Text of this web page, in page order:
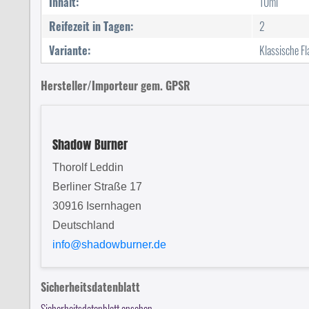
Reifezeit in Tagen:
2
Variante:
Klassische
Hersteller/Importeur gem. GPSR
Shadow Burner
Thorolf Leddin
Berliner Straße 17
30916 Isernhagen
Deutschland
info@shadowburner.de
Sicherheitsdatenblatt